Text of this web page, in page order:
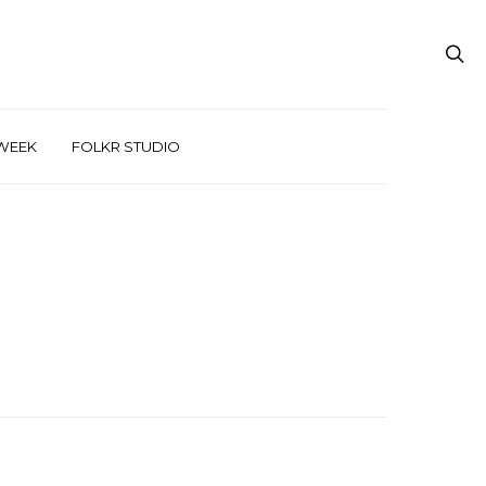
FOLKR STUDIO